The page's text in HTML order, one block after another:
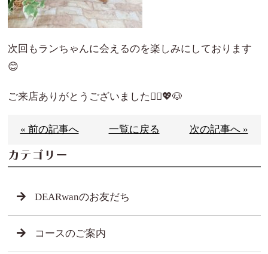
次回もランちゃんに会えるのを楽しみにしております
😊
ご来店ありがとうございました🙇‍♀️💖🐶
« 前の記事へ 一覧に戻る 次の記事へ »
カテゴリー
DEARwanのお友だち
コースのご案内